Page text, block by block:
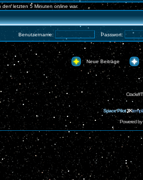
letzten 5 Minuten online war.
Benutzername: Passwort:
Neue Beiträge
Space Pilot3K
Powered by